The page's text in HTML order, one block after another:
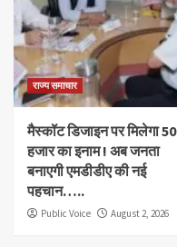
राज्य समाचार
मैस्कॉट डिजाइन पर मिलेगा 50
हजार का इनाम ! अब जनता
बनाएगी एमडीडीए की नई
पहचान…..
Public Voice August 2, 2026